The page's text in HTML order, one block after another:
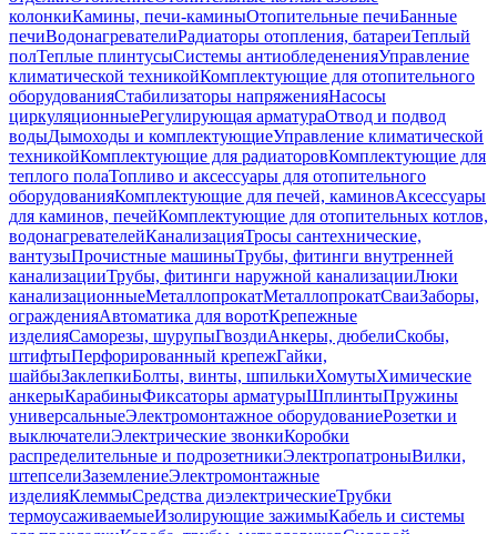
колонкиКамины, печи-каминыОтопительные печиБанные
печиВодонагревателиРадиаторы отопления, батареиТеплый
полТеплые плинтусыСистемы антиобледененияУправление
климатической техникойКомплектующие для отопительного
оборудованияСтабилизаторы напряженияНасосы
циркуляционныеРегулирующая арматураОтвод и подвод
водыДымоходы и комплектующиеУправление климатической
техникойКомплектующие для радиаторовКомплектующие для
теплого полаТопливо и аксессуары для отопительного
оборудованияКомплектующие для печей, каминовАксессуары
для каминов, печейКомплектующие для отопительных котлов,
водонагревателейКанализацияТросы сантехнические,
вантузыПрочистные машиныТрубы, фитинги внутренней
канализацииТрубы, фитинги наружной канализацииЛюки
канализационныеМеталлопрокатМеталлопрокатСваиЗаборы,
огражденияАвтоматика для воротКрепежные
изделияСаморезы, шурупыГвоздиАнкеры, дюбелиСкобы,
штифтыПерфорированный крепежГайки,
шайбыЗаклепкиБолты, винты, шпилькиХомутыХимические
анкерыКарабиныФиксаторы арматурыШплинтыПружины
универсальныеЭлектромонтажное оборудованиеРозетки и
выключателиЭлектрические звонкиКоробки
распределительные и подрозетникиЭлектропатроныВилки,
штепселиЗаземлениеЭлектромонтажные
изделияКлеммыСредства диэлектрическиеТрубки
термоусаживаемыеИзолирующие зажимыКабель и системы